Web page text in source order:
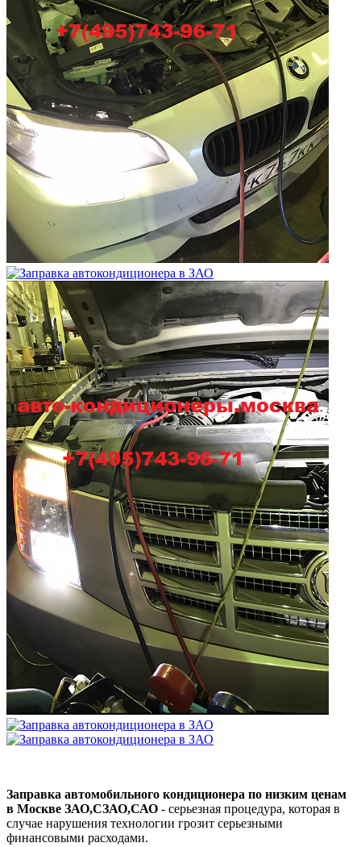
Заправка автомобильного кондиционера по низким ценам
в Москве ЗАО,CЗАО,САО - серьезная процедура, которая в
случае нарушения технологии грозит серьезными
финансовыми расходами.